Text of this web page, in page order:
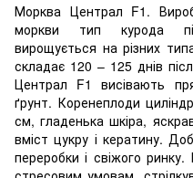
Морква Централ F1.
моркви тип курода
вирощується на різних
складає 120 – 125 днів
Централ F1 висівають
ґрунт. Коренеплоди
см, гладенька шкіра,
вміст цукру і кератину.
переробки і свіжого